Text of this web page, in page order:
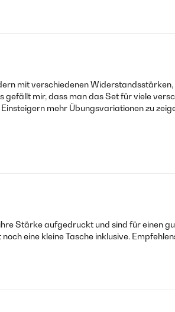
mit verschiedenen
mir, dass man das Set für viele
mehr Übungsvariationen zu
Stärke aufgedruckt und sind für einen
eine kleine Tasche inklusive.